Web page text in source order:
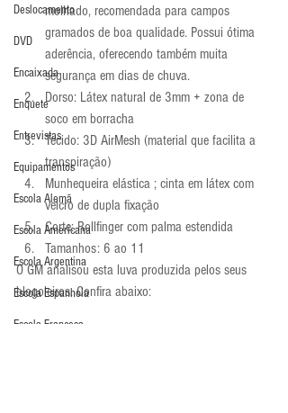
Deslocamento
DVD
Encaixada
Enquete
Entrevistas
Equipamentos
Escola Alemã
Escola Americana
Escola Argentina
Escola Espanhola
Escola Francesa
molhado, recomendada para campos
gramados de boa qualidade. Possui ótima
aderência, oferecendo também muita
segurança em dias de chuva.
Dorso: Látex natural de 3mm + zona de
soco em borracha
Tecido: 3D AirMesh (material que facilita a
transpiração)
Munhequeira elástica ; cinta em látex com
velcro de dupla fixação
Corte: Rollfinger com palma estendida
Tamanhos: 6 ao 11
O GM analisou esta luva produzida pelos seus
blogoleiros. Confira abaixo: